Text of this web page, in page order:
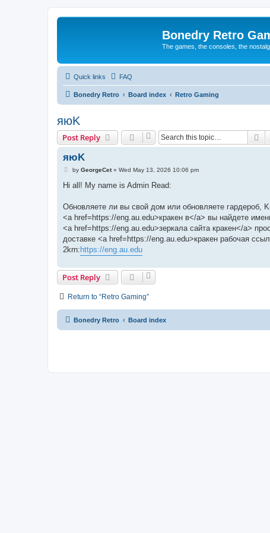
Bonedry Retro
The games, the consoles, the
Quick links FAQ
Bonedry Retro Board index Retro Gaming
яюK
Post Reply
яюK
Pby GeorgeCet» Wed May 13, 2026 10:06 pm
Hi all! My name is Admin Read:
Обновляете ли вы свой дом или обновляете гардероб,
<a href=https://eng.au.edu>кракен в</a> вы найдете
<a href=https://eng.au.edu>зеркала сайта кракен</a>
доставке <a href=https://eng.au.edu>кракен рабочая
2krn:https://eng.au.edu
Post Reply
Return to “Retro Gaming”
Bonedry Retro Board index